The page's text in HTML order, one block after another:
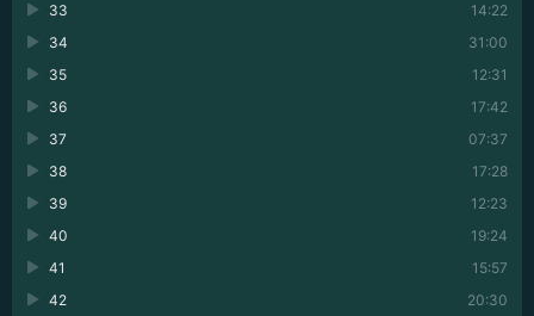
14:22
33
31:00
34
12:31
35
17:42
36
07:37
37
17:28
38
12:23
39
19:24
40
15:57
41
20:30
42